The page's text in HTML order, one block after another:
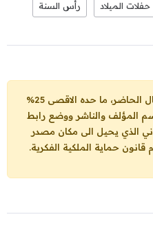
حفلات الميلاد رأس السنة
يمكنكم نشر مقتطفات من المقال الحاضر، ما حده الاقصى 25%
المؤلف والناشر ووضع رابط
الذي يحيل الى مكان مصدر
حماية الملكية الفكرية.